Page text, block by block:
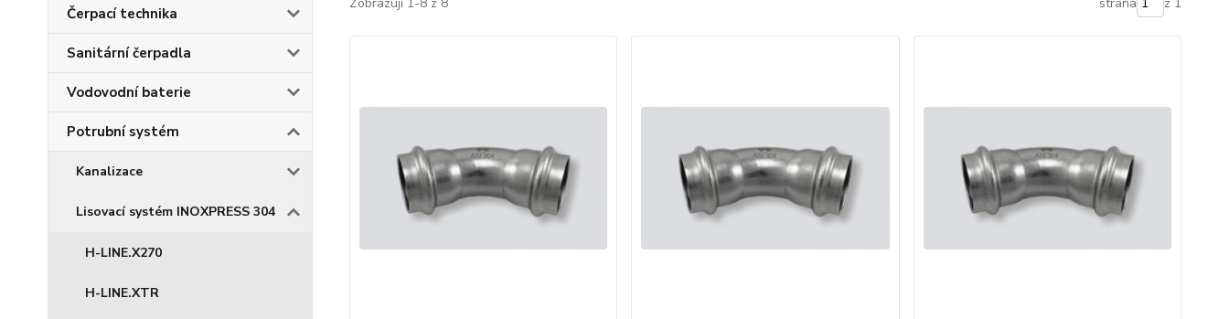
Čerpací technika
Sanitární čerpadla
Vodovodní baterie
Potrubní systém
Kanalizace
Lisovací systém INOXPRESS 304
H-LINE.X270
H-LINE.XTR